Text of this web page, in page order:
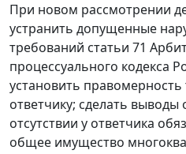
При новом рассмотрении
устранить допущенные
требований статьи 71
процессуального кодекса
установить
ответчику; сделать
отсутствии у ответчика
общее имущество